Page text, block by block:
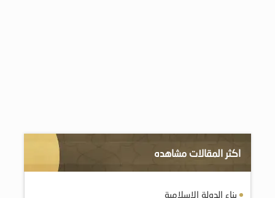
اكثر المقالات مشاهده
بناء الدولة الإسلامية